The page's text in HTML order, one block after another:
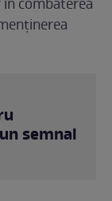
combaterea
semnal